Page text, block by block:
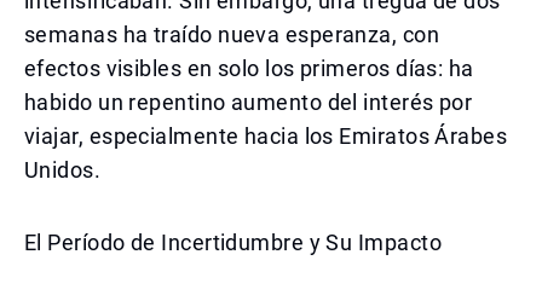
semanas ha traído nueva esperanza, con
efectos visibles en solo los primeros días: ha
habido un repentino aumento del interés por
viajar, especialmente hacia los Emiratos Árabes
Unidos.
El Período de Incertidumbre y Su Impacto